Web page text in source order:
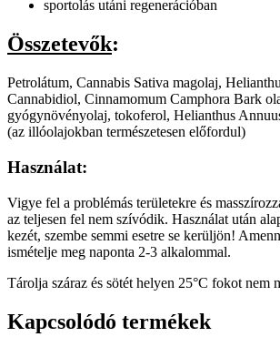
sportolás utáni regenerációban
Összetevők:
Petrolátum, Cannabis Sativa magolaj,
Cannabidiol, Cinnamomum Camphora Bark
gyógynövényolaj, tokoferol, Helianthus
(az illóolajokban természetesen előfordul)
Használat:
Vigye fel a problémás területekre és
az teljesen fel nem szívódik. Használat után
kezét, szembe semmi esetre se kerüljön!
ismételje meg naponta 2-3 alkalommal.
Tárolja száraz és sötét helyen 25°C fokot nem
Kapcsolódó termékek